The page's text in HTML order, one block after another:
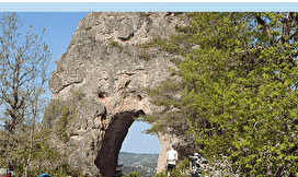
Exporter les lignes sélectionnées
Exporter toutes les colonnes
Exporter uniquement les
Menu
<
>